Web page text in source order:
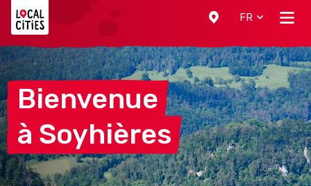
FR
Bienvenue
à Soyhières